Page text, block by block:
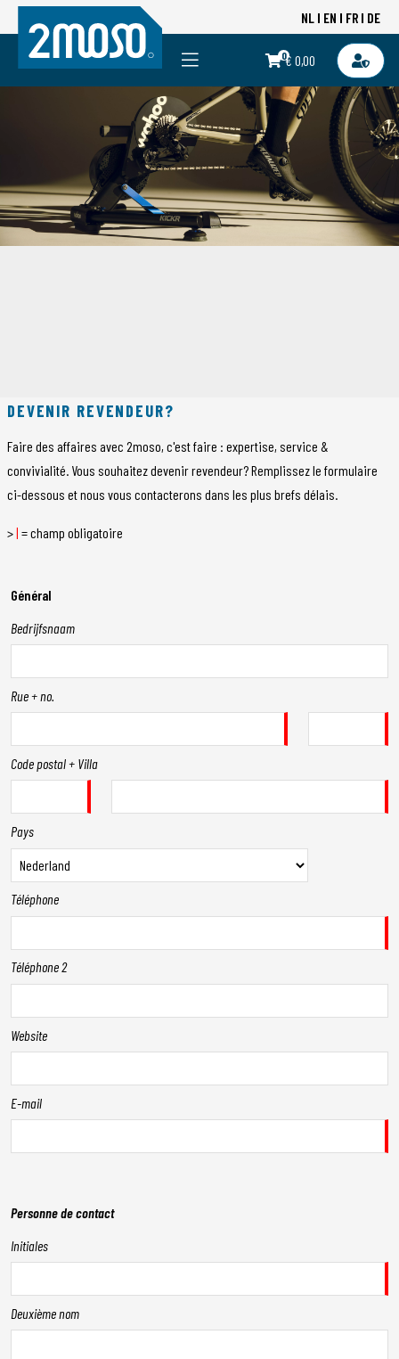
NL EN FR DE
0€ 0,00
DEVENIR REVENDEUR?
Faire des affaires avec 2moso, c'est faire : expertise, service &
convivialité. Vous souhaitez devenir revendeur? Remplissez le formulaire
ci-dessous et nous vous contacterons dans les plus brefs délais.
>| = champ obligatoire
Général
Bedrijfsnaam
Rue + no.
Code postal + Villa
Pays
Téléphone
Téléphone 2
Website
E-mail
Personne de contact
Initiales
Deuxième nom